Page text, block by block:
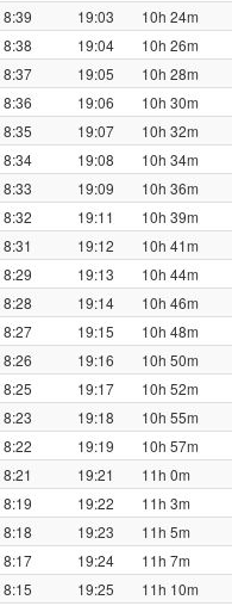
8:39 19:03
10h 24m
8:38 19:04
10h 26m
8:37 19:05
10h 28m
8:36 19:06
10h 30m
8:35 19:07
10h 32m
8:34 19:08
10h 34m
8:33 19:09
10h 36m
8:32 19:11
10h 39m
8:31 19:12
10h 41m
8:29 19:13
10h 44m
8:28 19:14
10h 46m
8:27 19:15
10h 48m
8:26 19:16
10h 50m
8:25 19:17
10h 52m
8:23 19:18
10h 55m
8:22 19:19
10h 57m
8:21 19:21
11h 0m
8:19 19:22
11h 3m
8:18 19:23
11h 5m
8:17 19:24
11h 7m
8:15 19:25
11h 10m